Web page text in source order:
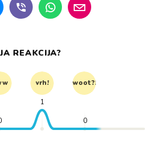
REAKCIJA?
vrh! woot?!
1
0